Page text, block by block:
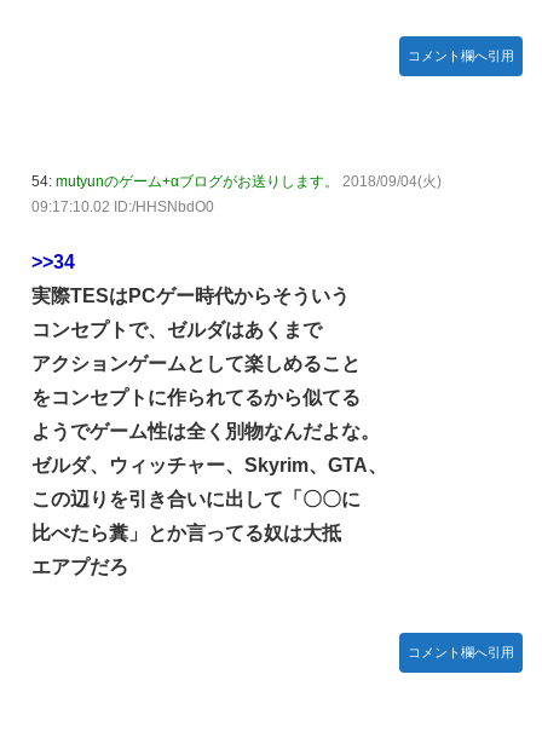
コメント欄へ引用
54: mutyunのゲーム+αブログがお送りします。
2018/09/04(火)
09:17:10.02 ID:/HHSNbdO0
>>34
実際TESはPCゲー時代からそういう
コンセプトで、ゼルダはあくまで
アクションゲームとして楽しめること
をコンセプトに作られてるから似てる
ようでゲーム性は全く別物なんだよな。
ゼルダ、ウィッチャー、Skyrim、GTA、
この辺りを引き合いに出して「〇〇に
比べたら糞」とか言ってる奴は大抵
エアプだろ
コメント欄へ引用